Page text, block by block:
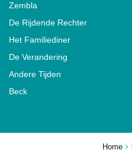
Home
Zembla
De Rijdende Rechter
Het Familiediner
De Verandering
Andere Tijden
Beck